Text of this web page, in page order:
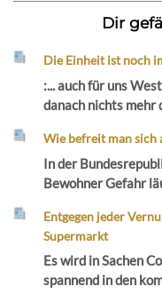
Dir
Die Einheit ist noch
:... auch für uns
danach nichts mehr
Wie befreit man sich
In der
Bewohner Gefahr
Entgegen jeder
Supermarkt
Es wird in Sachen
spannend in den